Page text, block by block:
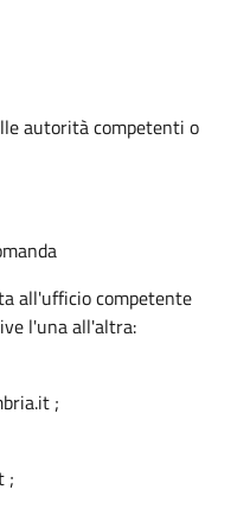
autorità competenti o
all'ufficio competente
l'una all'altra:
;
;